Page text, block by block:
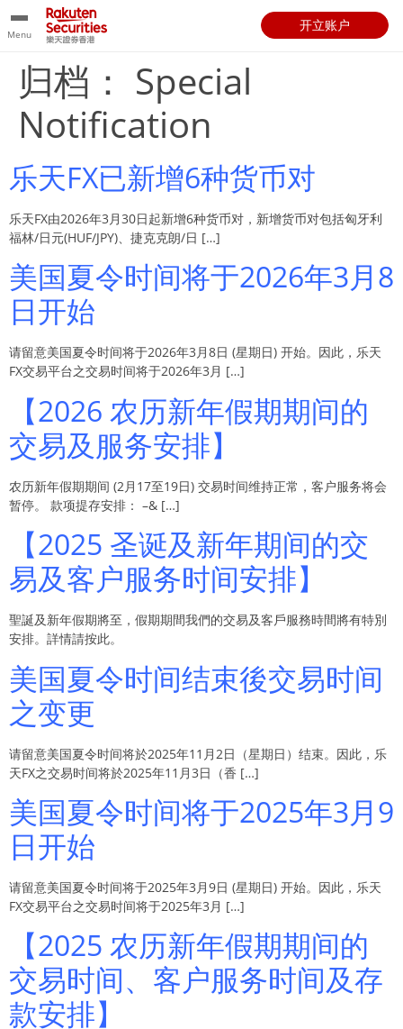
Menu
开立账户
归档： Special
Notification
乐天FX已新增6种货币对
乐天FX由2026年3月30日起新增6种货币对，新增货币对包括匈牙利
福林/日元(HUF/JPY)、捷克克朗/日 […]
美国夏令时间将于2026年3月8
日开始
请留意美国夏令时间将于2026年3月8日 (星期日) 开始。因此，乐天
FX交易平台之交易时间将于2026年3月 […]
【2026 农历新年假期期间的
交易及服务安排】
农历新年假期期间 (2月17至19日) 交易时间维持正常，客户服务将会
暂停。 款项提存安排： –& […]
【2025 圣诞及新年期间的交
易及客户服务时间安排】
聖誕及新年假期將至，假期期間我們的交易及客戶服務時間將有特別
安排。詳情請按此。
美国夏令时间结束後交易时间
之变更
请留意美国夏令时间将於2025年11月2日（星期日）结束。因此，乐
天FX之交易时间将於2025年11月3日（香 […]
美国夏令时间将于2025年3月9
日开始
请留意美国夏令时间将于2025年3月9日 (星期日) 开始。因此，乐天
FX交易平台之交易时间将于2025年3月 […]
【2025 农历新年假期期间的
交易时间、客户服务时间及存
款安排】